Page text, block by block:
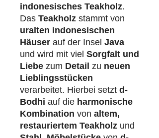
indonesisches Teakholz.
Das Teakholz stammt von
uralten indonesischen
Häuser auf der Insel Java
und wird mit viel Sorgfalt und
Liebe zum Detail zu neuen
Lieblingsstücken
verarbeitet. Hierbei setzt d-
Bodhi auf die harmonische
Kombination von altem,
restauriertem Teakholz und